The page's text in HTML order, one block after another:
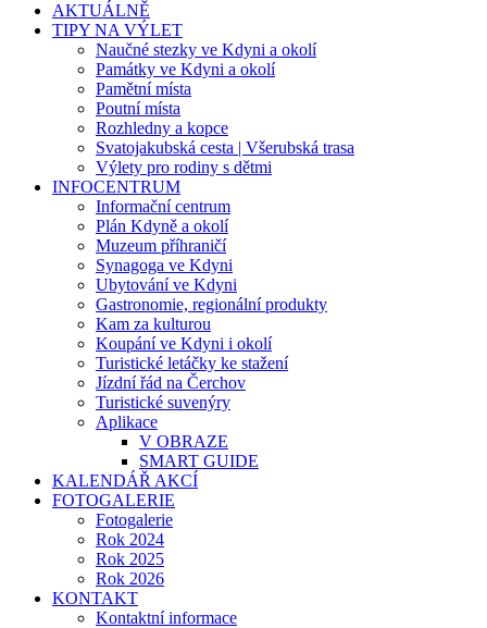
AKTUÁLNĚ
TIPY NA VÝLET
Naučné stezky ve Kdyni a okolí
Památky ve Kdyni a okolí
Pamětní místa
Poutní místa
Rozhledny a kopce
Svatojakubská cesta | Všerubská trasa
Výlety pro rodiny s dětmi
INFOCENTRUM
Informační centrum
Plán Kdyně a okolí
Muzeum příhraničí
Synagoga ve Kdyni
Ubytování ve Kdyni
Gastronomie, regionální produkty
Kam za kulturou
Koupání ve Kdyni i okolí
Turistické letáčky ke stažení
Jízdní řád na Čerchov
Turistické suvenýry
Aplikace
V OBRAZE
SMART GUIDE
KALENDÁŘ AKCÍ
FOTOGALERIE
Fotogalerie
Rok 2024
Rok 2025
Rok 2026
KONTAKT
Kontaktní informace